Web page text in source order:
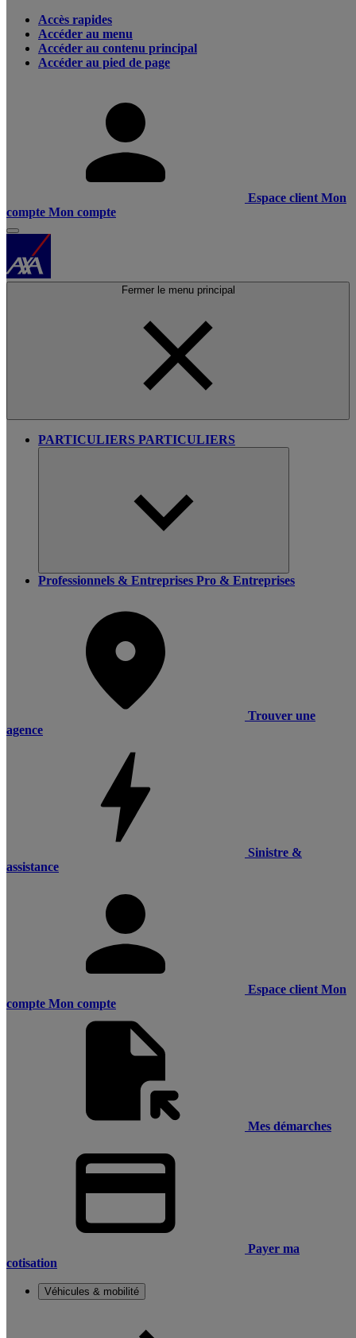
Accès rapides
Accéder au menu
Accéder au contenu principal
Accéder au pied de page
Espace client Mon
compte Mon compte
Fermer le menu principal
PARTICULIERS PARTICULIERS
Professionnels & Entreprises Pro & Entreprises
Trouver une
agence
Sinistre &
assistance
Espace client Mon
compte Mon compte
Mes démarches
Payer ma
cotisation
Véhicules & mobilité